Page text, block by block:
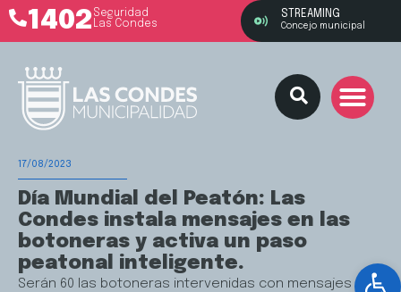
1402 Seguridad
Las Condes
STREAMING
Concejo municipal
17/08/2023
Día Mundial del Peatón: Las
Condes instala mensajes en las
botoneras y activa un paso
peatonal inteligente.
Serán 60 las botoneras intervenidas con mensajes que